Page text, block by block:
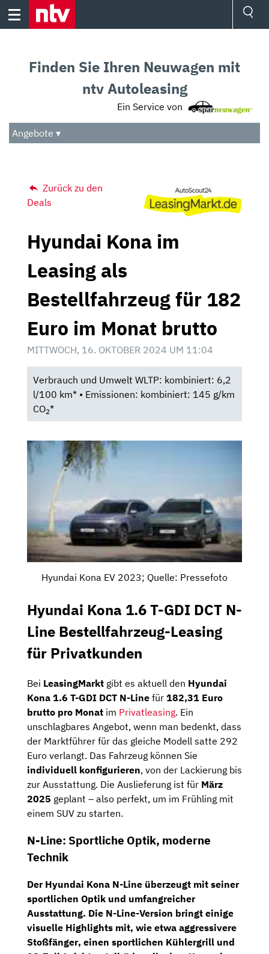
Skip
Audio
Das Beste
Finden Sie Ihren Neuwagen mit
ntv Autoleasing
Ein Service von
Angebote ▾
Zurück zu den
Deals
Hyundai Kona im
Leasing als
Bestellfahrzeug für 182
Euro im Monat brutto
MITTWOCH, 16. OKTOBER 2024 UM 11:04
Verbrauch und Umwelt WLTP: kombiniert: 6,2
l/100 km* • Emissionen: kombiniert: 145 g/km
CO2*
Hyundai Kona EV 2023; Quelle: Pressefoto
Hyundai Kona 1.6 T-GDI DCT N-
Line Bestellfahrzeug-Leasing
für Privatkunden
Bei LeasingMarkt gibt es aktuell den Hyundai
Kona 1.6 T-GDI DCT N-Line für 182,31 Euro
brutto pro Monat im Privatleasing. Ein
unschlagbares Angebot, wenn man bedenkt, dass
der Marktführer für das gleiche Modell satte 292
Euro verlangt. Das Fahrzeug können Sie
individuell konfigurieren, von der Lackierung bis
zur Ausstattung. Die Auslieferung ist für März
2025 geplant – also perfekt, um im Frühling mit
einem SUV zu starten.
N-Line: Sportliche Optik, moderne
Technik
Der Hyundai Kona N-Line überzeugt mit seiner
sportlichen Optik und umfangreicher
Ausstattung. Die N-Line-Version bringt einige
visuelle Highlights mit, wie etwa aggressivere
Stoßfänger, einen sportlichen Kühlergrill und